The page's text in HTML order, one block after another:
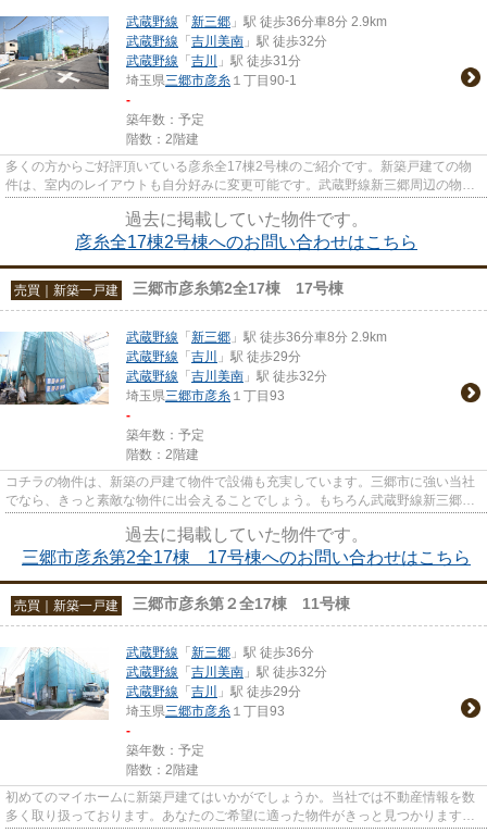
武蔵野線 「 新三郷 」駅 徒歩36分車8分 2.9km
武蔵野線 「 吉川美南 」駅 徒歩32分
武蔵野線 「 吉川
」駅 徒歩31分
埼玉県三郷市彦糸 １丁目90-1
-
築年数：予定
階数：2階建
多くの方からご好評頂いている彦糸全17棟2号棟のご紹介です。新築戸建ての物
件は、室内のレイアウトも自分好みに変更可能です。武蔵野線新三郷周辺の物件
過去に掲載していた物件です。
彦糸全17棟2号棟へのお問い合わせはこちら
売買｜新築一戸建 三郷市彦糸第2全17棟 17号棟
武蔵野線 「 新三郷 」駅 徒歩36分車8分 2.9km
武蔵野線 「 吉川
」駅 徒歩29分
武蔵野線 「 吉川美南 」駅 徒歩32分
埼玉県三郷市彦糸 １丁目93
-
築年数：予定
階数：2階建
コチラの物件は、新築の戸建て物件で設備も充実しています。三郷市に強い当社
でなら、きっと素敵な物件に出会えることでしょう。もちろん武蔵野線新三郷周
過去に掲載していた物件です。
三郷市彦糸第2全17棟 17号棟へのお問い合わせはこちら
売買｜新築一戸建 三郷市彦糸第２全17棟 11号棟
武蔵野線 「 新三郷 」駅 徒歩36分
武蔵野線 「 吉川美南 」駅 徒歩32分
武蔵野線 「 吉川
」駅 徒歩29分
埼玉県三郷市彦糸 １丁目93
-
築年数：予定
階数：2階建
初めてのマイホームに新築戸建てはいかがでしょうか。当社では不動産情報を数
多く取り扱っております。あなたのご希望に適った物件がきっと見つかります。